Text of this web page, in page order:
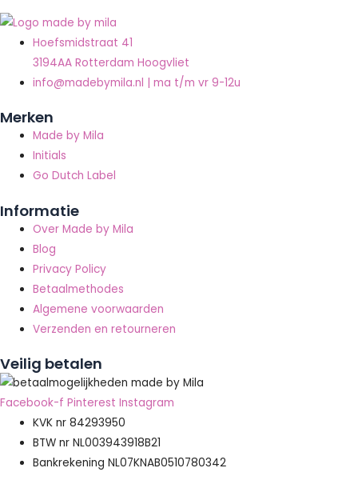
Hoefsmidstraat 41
3194AA Rotterdam Hoogvliet
info@madebymila.nl | ma t/m vr 9-12u
Merken
Made by Mila
Initials
Go Dutch Label
Informatie
Over Made by Mila
Blog
Privacy Policy
Betaalmethodes
Algemene voorwaarden
Verzenden en retourneren
Veilig betalen
Facebook-f Pinterest Instagram
KVK nr 84293950
BTW nr NL003943918B21
Bankrekening NL07KNAB0510780342